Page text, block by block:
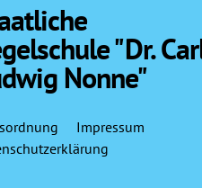
"Dr.
Nonne"
Impressum